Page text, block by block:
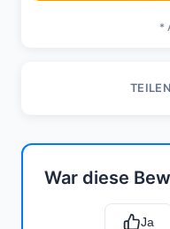
War diese
Ja
*
TEILEN